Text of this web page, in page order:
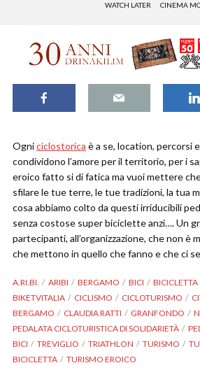
WATCH LATER CINEMA
Ogniciclostorica è a se, location, percorsi
condividono l’amore per il territorio, per i
eroico fatto si di fatica ma vuoi mettere
sfilare le tue terre, le tue tradizioni, la tua
cosa abbiamo colto da questi irriducibili
senza costose super biciclette anzi…. Un
partecipanti, all’organizzazione, che non è
che mettono in quello che fanno e che ci
A.RI.BI. ARIBI BERGAMO BICI BICICLETTA
BIKETVITALIA
CICLISMO CICLOTURISMO
BERGAMO
CLAUDIA RATTI GRANFONDO
PEDALATA CICLOTURISTICA DI SOLIDARIETÀ
BICI
TREVIGLIO TRIATHLON TURISMO
BICICLETTA
TURISMO EROICO